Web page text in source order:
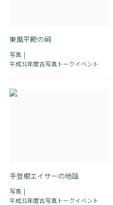
東風平殿の祠
写真
平成31年度古写真トークイベント
手登根エイサーの地謡
写真
平成31年度古写真トークイベント